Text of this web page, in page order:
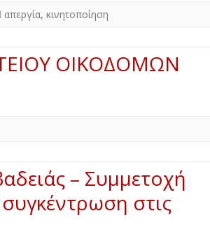
απεργία, κινητοποίηση
ΟΙΚΟΔΟΜΩΝ
– Συμμετοχή
στις